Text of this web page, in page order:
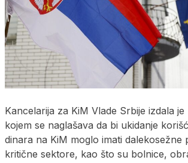
Kancelarija za KiM Vlade Srbije izdala
kojem se naglašava da bi ukidanje
dinara na KiM moglo imati dalekosežne
kritične sektore, kao što su bolnice,